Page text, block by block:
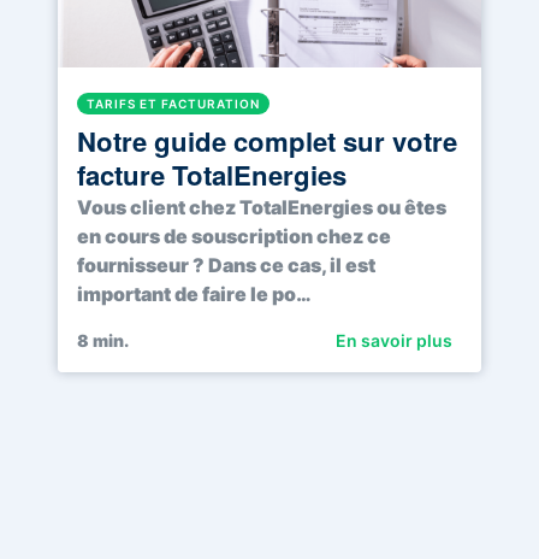
TARIFS ET FACTURATION
Notre guide complet sur votre
facture TotalEnergies
Vous client chez TotalEnergies ou êtes
en cours de souscription chez ce
fournisseur ? Dans ce cas, il est
important de faire le po…
8 min. En savoir plus